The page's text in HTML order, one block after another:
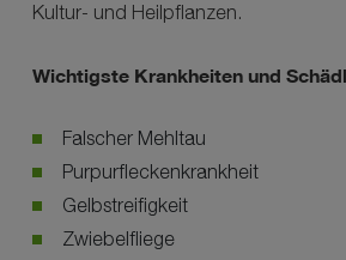
Kultur- und Heilpflanzen.
Wichtigste Krankheiten und
Falscher Mehltau
Purpurfleckenkrankheit
Gelbstreifigkeit
Zwiebelfliege